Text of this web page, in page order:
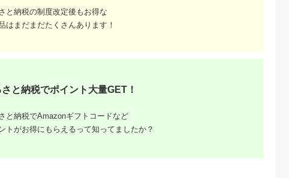
（合計1.2l） ／
しょうゆ しょう
玉県
5.0
（900ml×3本）｜醤
油 調味料 阿久比町
5.0
と納税の制度改定後もお得な
はまだまだたくさんあります！
と納税でポイント大量GET！
と納税でAmazonギフトコードなど
トがお得にもらえるって知ってましたか？